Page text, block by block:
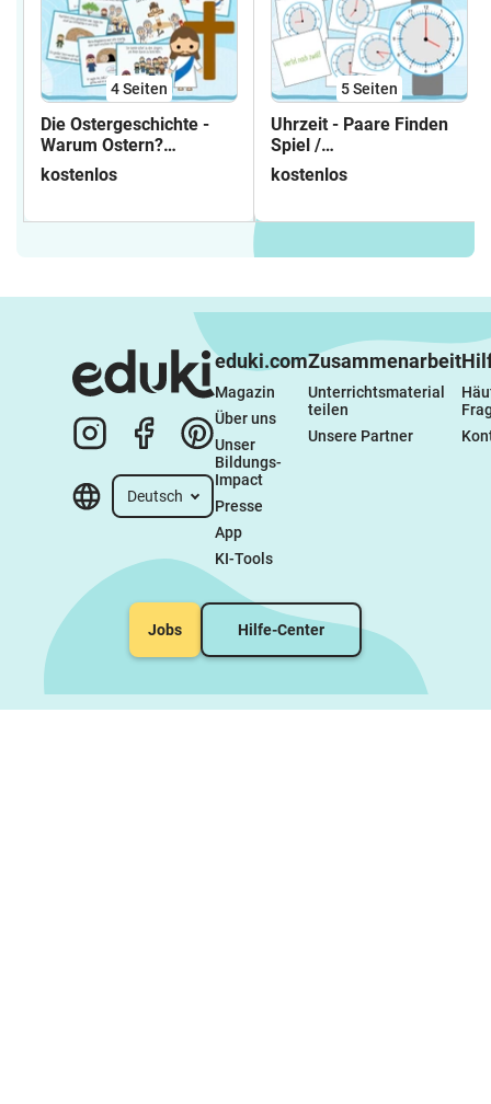
4Seiten
Die Ostergeschichte -
Warum Ostern?
Sortieraktivität
kostenlos
5Seiten
Uhrzeit - Paare Finden
Spiel /
Zuordnungsaktivität
kostenlos
Deutsch
eduki.com
Magazin
Über uns
Unser
Bildungs-
Impact
Presse
App
KI-Tools
Zusammenarbeit
Unterrichtsmaterial
teilen
Unsere Partner
Jobs Hilfe-Center